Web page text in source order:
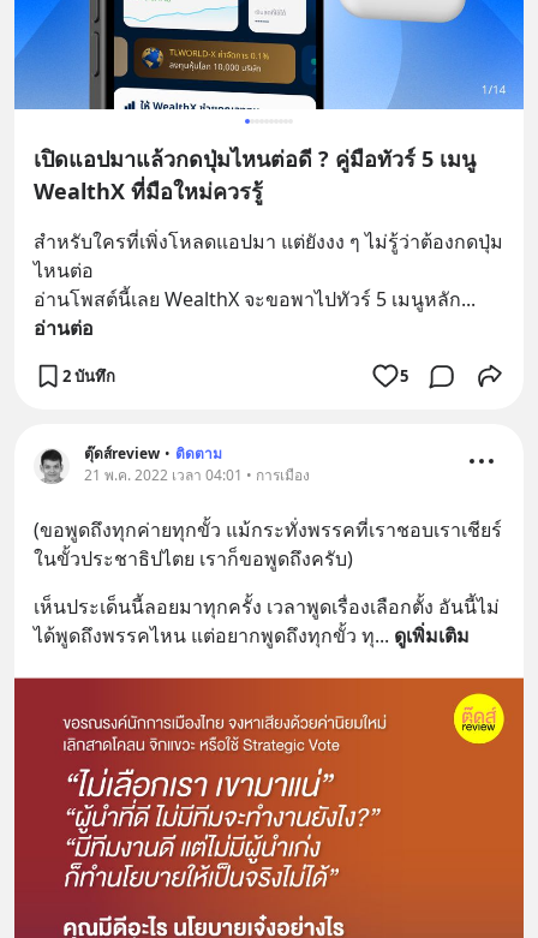
เปิดแอปมาแล้วกดปุ่มไหนต่อดี ? คู่มือทัวร์ 5 เมนู
WealthX ที่มือใหม่ควรรู้
สำหรับใครที่เพิ่งโหลดแอปมา แต่ยังงง ๆ ไม่รู้ว่าต้องกดปุ่ม
ไหนต่อ
อ่านโพสต์นี้เลย WealthX จะขอพาไปทัวร์ 5 เมนูหลัก
อ่านต่อ
2 บันทึก 5
ตุ๊ดส์review • ติดตาม
21 พ.ค. 2022 เวลา 04:01 • การเมือง
(ขอพูดถึงทุกค่ายทุกขั้ว แม้กระทั่งพรรคที่เราชอบเราเชียร์
ในขั้วประชาธิปไตย เราก็ขอพูดถึงครับ)
เห็นประเด็นนี้ลอยมาทุกครั้ง เวลาพูดเรื่องเลือกตั้ง อันนี้ไม่
ได้พูดถึงพรรคไหน แต่อยากพูดถึงทุกขั้ว ทุ... ดูเพิ่มเติม